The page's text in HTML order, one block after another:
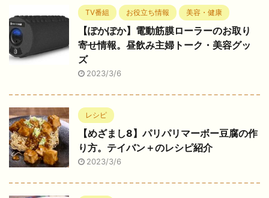
TV番組 お役立ち情報 美容・健康
【ぽかぽか】電動筋膜ローラーのお取り
寄せ情報。昼飲み主婦トーク・美容グッ
ズ
2023/3/6
レシピ
【めざまし8】パリパリマーボー豆腐の作
り方。テイバン＋のレシピ紹介
2023/3/6